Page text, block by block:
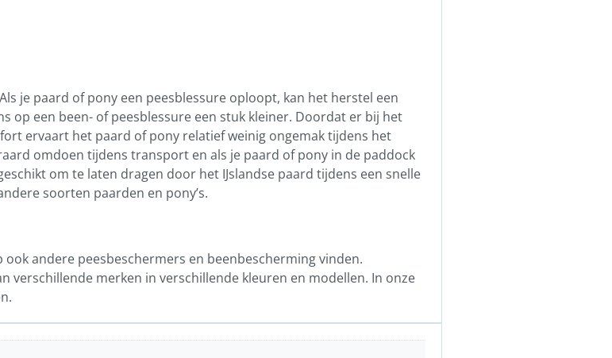
je paard of pony een peesblessure oploopt, kan het herstel een
op een been- of peesblessure een stuk kleiner. Doordat er bij het
ervaart het paard of pony relatief weinig ongemak tijdens het
omdoen tijdens transport en als je paard of pony in de paddock
om te laten dragen door het IJslandse paard tijdens een snelle
soorten paarden en pony’s.
andere peesbeschermers en beenbescherming vinden.
verschillende merken in verschillende kleuren en modellen. In onze